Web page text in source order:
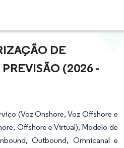
DE
(2026 -
(Voz Onshore, Voz Offshore e
Offshore e Virtual), Modelo de
Outbound, Omnicanal e